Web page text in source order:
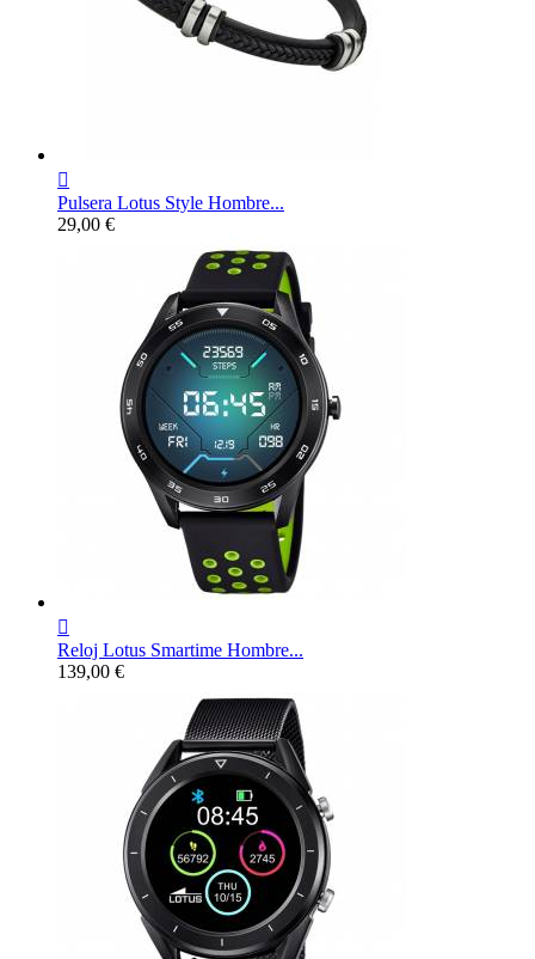

Pulsera Lotus Style Hombre...
Precio
29,00 €

Reloj Lotus Smartime Hombre...
Precio
139,00 €